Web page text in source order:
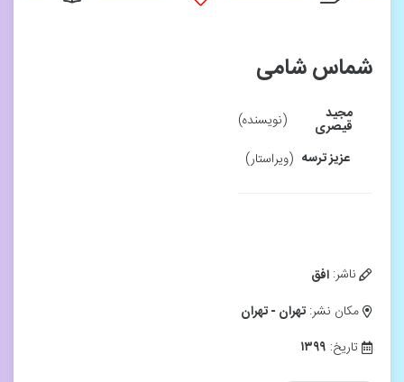
شماس شامی
مجید
قیصری
(نویسنده)
عزیز ترسه (ویراستار)
ناشر: افق
مکان نشر: تهران - تهران
تاریخ: ۱۳۹۹